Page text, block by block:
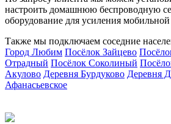
настроить домашнюю беспроводную
оборудование для усиления мобильной
Также мы подключаем соседние
Город Любим Посёлок Зайцево
Отрадный Посёлок Соколиный
Акулово Деревня Бурдуково Деревня
Афанасьевское